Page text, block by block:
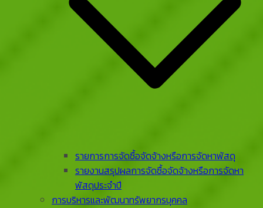
รายการการจัดซื้อจัดจ้างหรือการจัดหาพัสดุ
รายงานสรุปผลการจัดซื้อจัดจ้างหรือการจัดหา
พัสดุประจําปี
การบริหารและพัฒนาทรัพยากรบุคคล